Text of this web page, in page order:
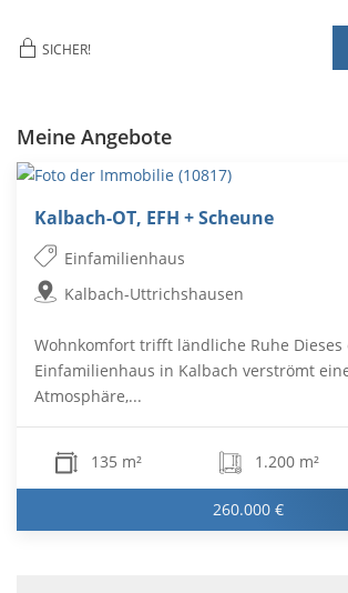
SICHER!
Meine Angebote
Kalbach-OT, EFH + Scheune
Einfamilienhaus
Kalbach-Uttrichshausen
Wohnkomfort trifft ländliche Ruhe Dieses
Einfamilienhaus in Kalbach verströmt
Atmosphäre,...
135 m² 1.200 m²
260.000 €